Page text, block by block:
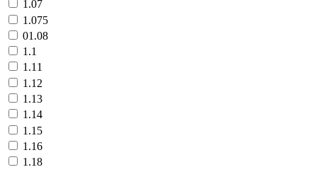
1.07
1.075
01.08
1.1
1.11
1.12
1.13
1.14
1.15
1.16
1.18